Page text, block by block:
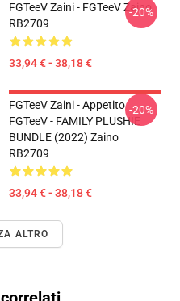
FGTeeV Zaini - FGTeeV Zaino
RB2709
33,94 € - 38,18 €
-20%
FGTeeV Zaini - Appetito
FGTeeV - FAMILY PLUSHIE
BUNDLE (2022) Zaino
RB2709
33,94 € - 38,18 €
-20%
ALTRO